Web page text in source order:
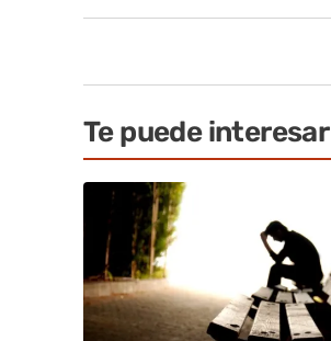
Te puede interesar